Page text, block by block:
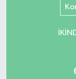
Süper Lig
Tüm
Son Dakika